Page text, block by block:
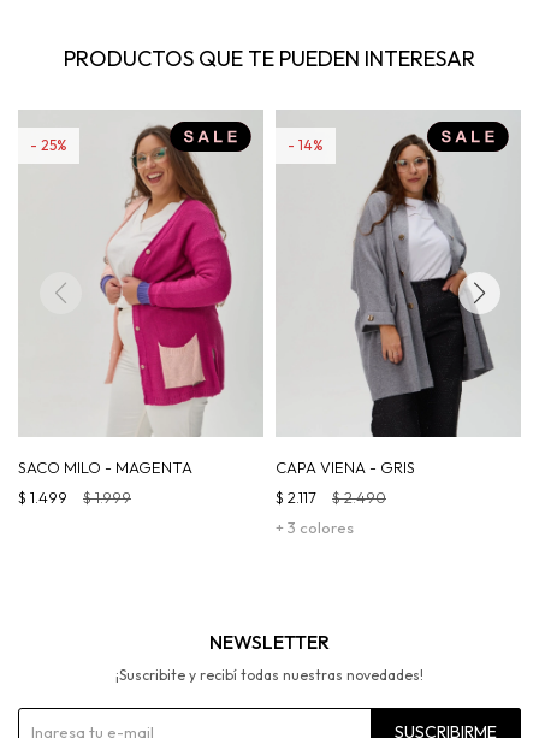
PRODUCTOS QUE TE PUEDEN INTERESAR
SACO MILO - MAGENTA
$ 1.499 $1.999
25
CAPA VIENA - GRIS
+ 3 colores
$ 2.117 $2.490
14
NEWSLETTER
¡Suscribite y recibí todas nuestras novedades!
SUSCRIBIRME